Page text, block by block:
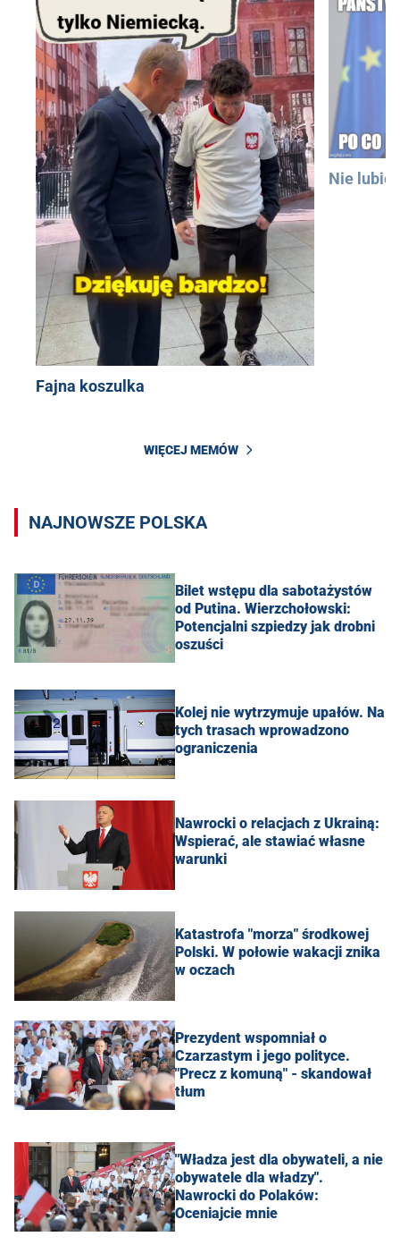
Fajna koszulka
Nie lubię
WIĘCEJ MEMÓW
NAJNOWSZE POLSKA
Bilet wstępu dla sabotażystów
od Putina. Wierzchołowski:
Potencjalni szpiedzy jak drobni
oszuści
Kolej nie wytrzymuje upałów. Na
tych trasach wprowadzono
ograniczenia
Nawrocki o relacjach z Ukrainą:
Wspierać, ale stawiać własne
warunki
Katastrofa "morza" środkowej
Polski. W połowie wakacji znika
w oczach
Prezydent wspomniał o
Czarzastym i jego polityce.
"Precz z komuną" - skandował
tłum
"Władza jest dla obywateli, a nie
obywatele dla władzy".
Nawrocki do Polaków:
Oceniajcie mnie